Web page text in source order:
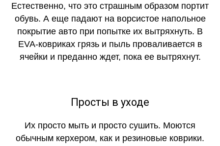
Естественно, что это страшным образом портит
обувь. А еще падают на ворсистое напольное
покрытие авто при попытке их вытряхнуть. В
EVA-ковриках грязь и пыль проваливается в
ячейки и преданно ждет, пока ее вытряхнут.
Просты в уходе
Их просто мыть и просто сушить. Моются
обычным керхером, как и резиновые коврики.